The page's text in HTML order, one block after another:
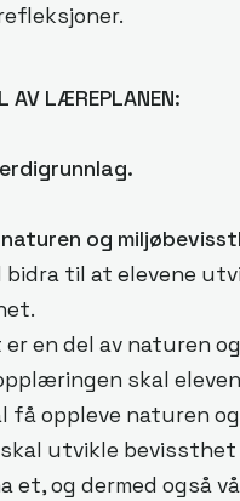
AV LÆREPLANEN:
og
til at elevene
en del av naturen
skal
få oppleve naturen
utvikle
et, og dermed også